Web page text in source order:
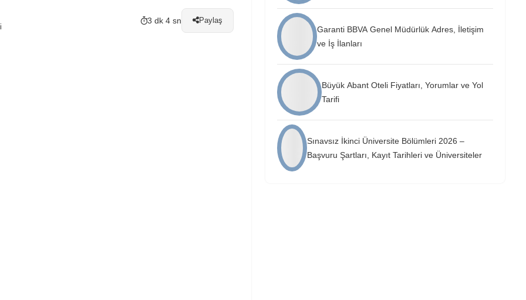
3 dk 4 sn Paylaş
Garanti BBVA Genel Müdürlük Adres, İletişim
ve İş İlanları
Büyük Abant Oteli Fiyatları, Yorumlar ve Yol
Tarifi
Sınavsız İkinci Üniversite Bölümleri 2026 –
Başvuru Şartları, Kayıt Tarihleri ve Üniversiteler